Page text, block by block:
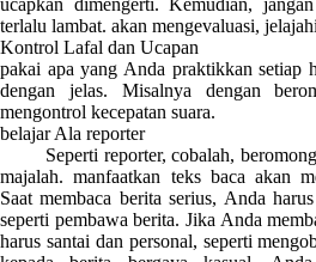
ucapkan dimengerti. Kemudian,
terlalu lambat. akan mengevaluasi,
Kontrol Lafal dan Ucapan
pakai apa yang Anda praktikkan setiap
dengan jelas. Misalnya dengan
mengontrol kecepatan suara.
belajar Ala reporter
Seperti reporter, cobalah,
majalah. manfaatkan teks baca akan
Saat membaca berita serius, Anda
seperti pembawa berita. Jika Anda
harus santai dan personal, seperti